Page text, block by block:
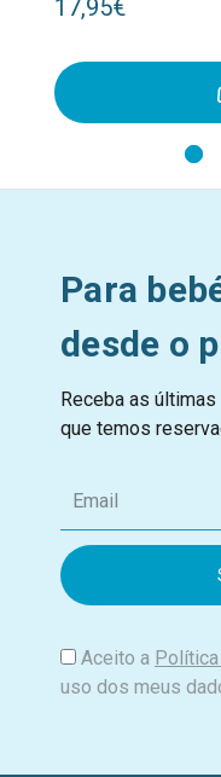
17,95€
Para
desde o
Receba as
que temos
m
i
Aceito a
uso dos meus